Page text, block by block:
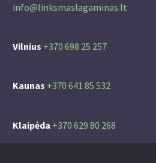
info@linksmaslagaminas.lt
Vilnius +370 698 25 257
Kaunas +370 641 85 532
Klaipėda +370 629 80 268